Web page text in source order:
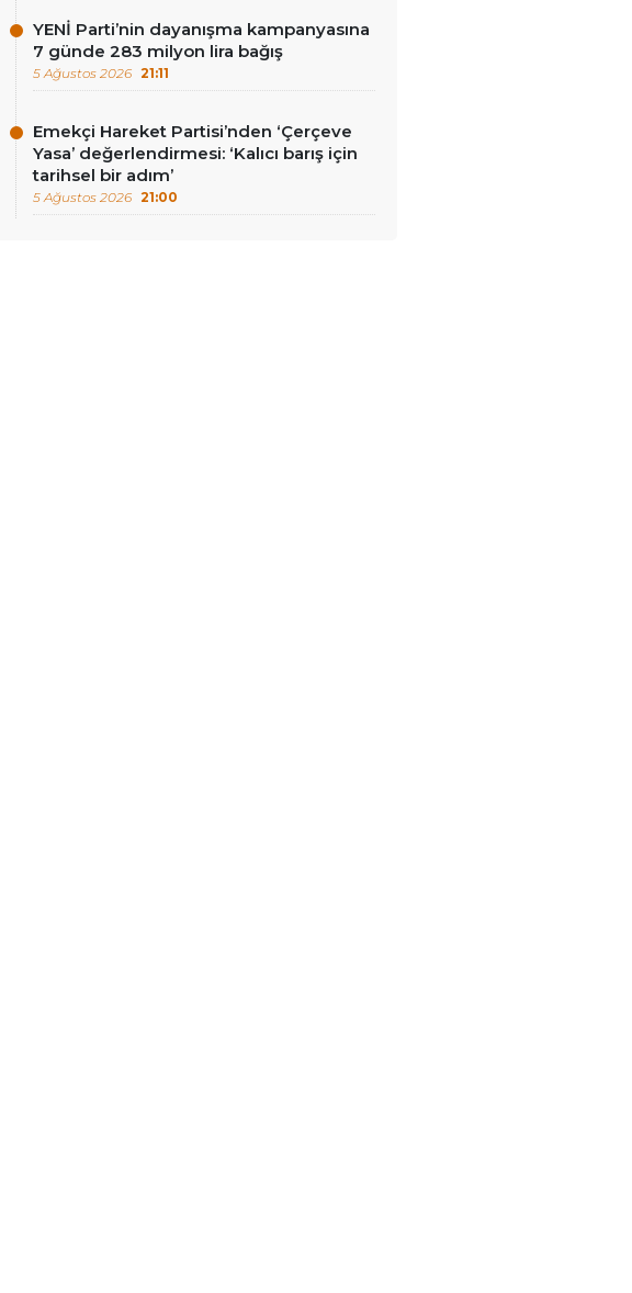
YENİ Parti’nin dayanışma kampanyasına
7 günde 283 milyon lira bağış
5 Ağustos 2026 21:11
Emekçi Hareket Partisi’nden ‘Çerçeve
Yasa’ değerlendirmesi: ‘Kalıcı barış için
tarihsel bir adım’
5 Ağustos 2026 21:00